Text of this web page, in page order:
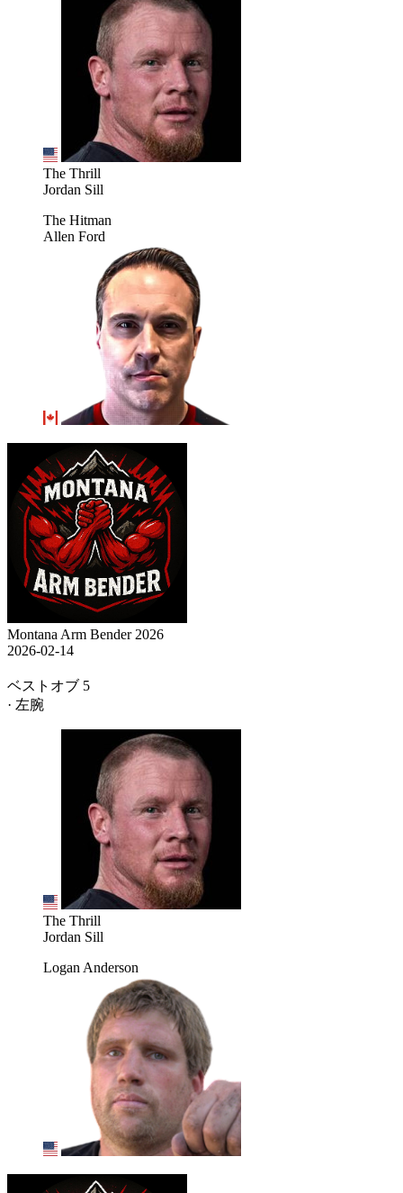
The Thrill
Jordan Sill
The Hitman
Allen Ford
Montana Arm Bender 2026
2026-02-14
ベストオブ 5
· 左腕
The Thrill
Jordan Sill
Logan Anderson